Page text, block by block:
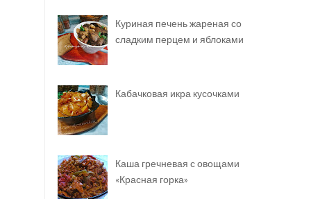
Куриная печень жареная со
сладким перцем и яблоками
Кабачковая икра кусочками
Каша гречневая с овощами
«Красная горка»